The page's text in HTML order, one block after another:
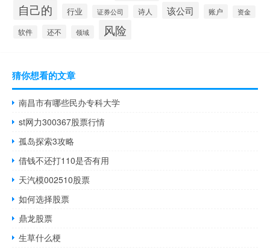
自己的 行业 证券公司 诗人 该公司 账户 资金
软件 还不 领域 风险
猜你想看的文章
南昌市有哪些民办专科大学
st网力300367股票行情
孤岛探索3攻略
借钱不还打110是否有用
天汽模002510股票
如何选择股票
鼎龙股票
生草什么梗